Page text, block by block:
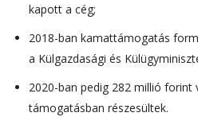
kapott a cég;
2018-ban kamattámogatás
a Külgazdasági és
2020-ban pedig 282 millió forint
támogatásban részesültek.